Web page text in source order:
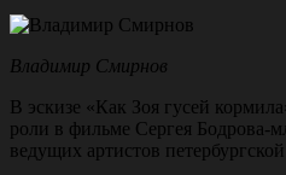
Владимир Смирнов
В эскизе «Как Зоя гусей
роли в фильме Сергея Бодрова-
ведущих артистов